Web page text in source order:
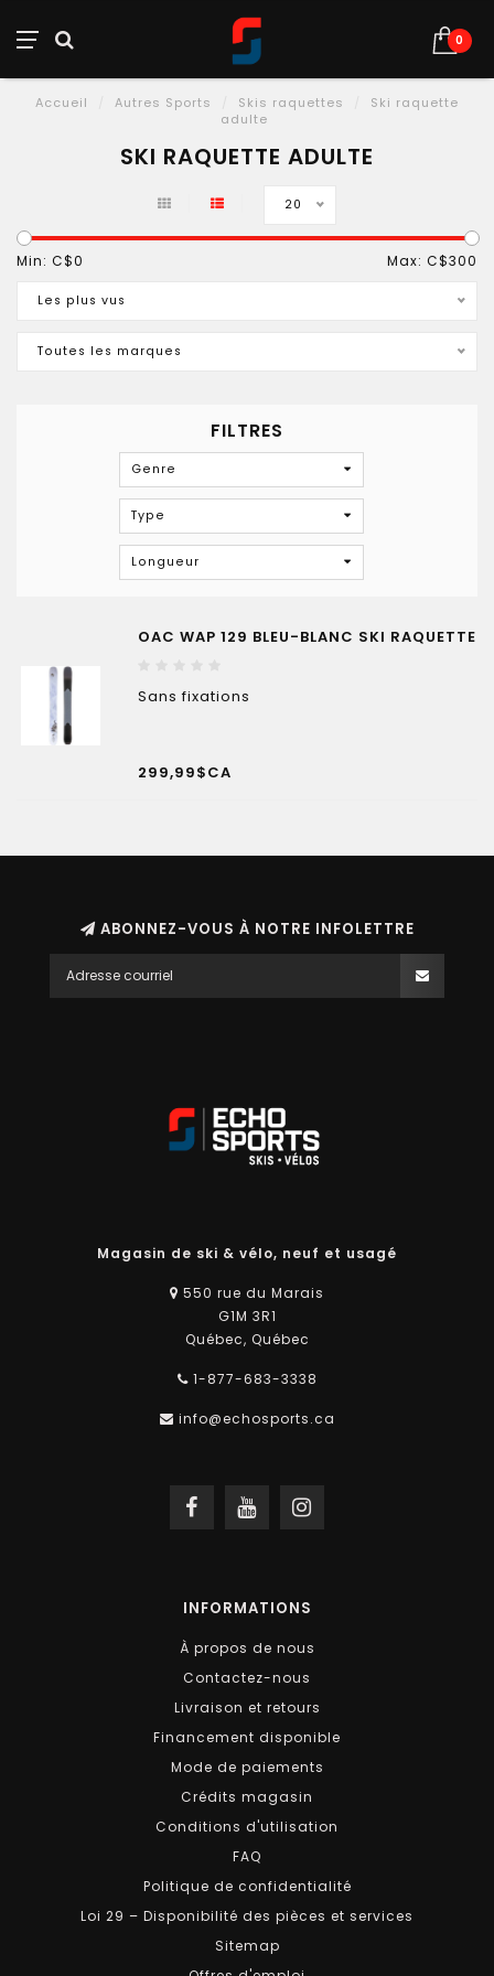
0
Accueil Autres Sports Skis raquettes
Ski raquette
adulte
SKI RAQUETTE ADULTE
20
Min: C$0 Max: C$300
Les plus vus
Toutes les marques
FILTRES
Genre
Type
Longueur
OAC WAP 129 BLEU-BLANC SKI RAQUETTE
Sans fixations
299,99$CA
ABONNEZ-VOUS À NOTRE INFOLETTRE
Magasin de ski & vélo, neuf et usagé
550 rue du Marais
G1M 3R1
Québec, Québec
1-877-683-3338
info@echosports.ca
INFORMATIONS
À propos de nous
Contactez-nous
Livraison et retours
Financement disponible
Mode de paiements
Crédits magasin
Conditions d'utilisation
FAQ
Politique de confidentialité
Loi 29 – Disponibilité des pièces et services
Sitemap